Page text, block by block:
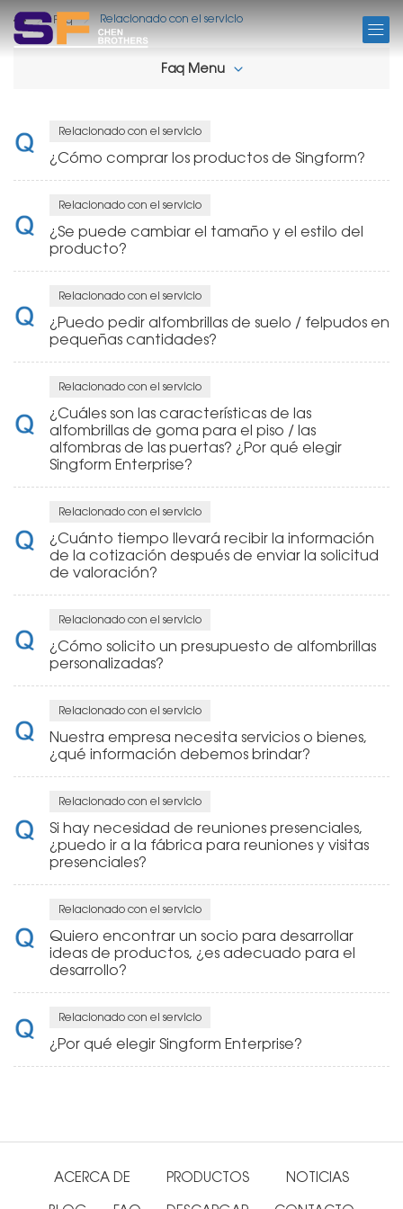
Faq Relacionado con el servicio
Faq Menu
Relacionado con el servicio
¿Cómo comprar los productos de Singform?
Relacionado con el servicio
¿Se puede cambiar el tamaño y el estilo del
producto?
Relacionado con el servicio
¿Puedo pedir alfombrillas de suelo / felpudos en
pequeñas cantidades?
Relacionado con el servicio
¿Cuáles son las características de las
alfombrillas de goma para el piso / las
alfombras de las puertas? ¿Por qué elegir
Singform Enterprise?
Relacionado con el servicio
¿Cuánto tiempo llevará recibir la información
de la cotización después de enviar la solicitud
de valoración?
Relacionado con el servicio
¿Cómo solicito un presupuesto de alfombrillas
personalizadas?
Relacionado con el servicio
Nuestra empresa necesita servicios o bienes,
¿qué información debemos brindar?
Relacionado con el servicio
Si hay necesidad de reuniones presenciales,
¿puedo ir a la fábrica para reuniones y visitas
presenciales?
Relacionado con el servicio
Quiero encontrar un socio para desarrollar
ideas de productos, ¿es adecuado para el
desarrollo?
Relacionado con el servicio
¿Por qué elegir Singform Enterprise?
ACERCA DE PRODUCTOS NOTICIAS